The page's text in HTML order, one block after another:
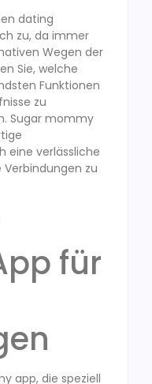
dating
zu, da immer
Wegen der
Sie, welche
Funktionen
zu
Sugar mommy
eine verlässliche
zu
für
app, die speziell